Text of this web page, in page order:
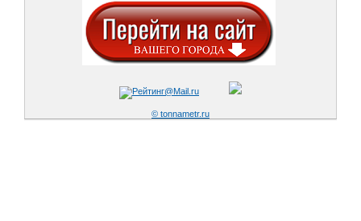
© tonnametr.ru